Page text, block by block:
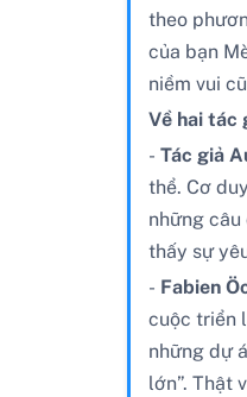
theo
của bạn
niềm vui
Về hai tác
- Tác giả
thể. Cơ
những
thấy sự
- Fabien
cuộc triển
những dự
lớn”. Thật